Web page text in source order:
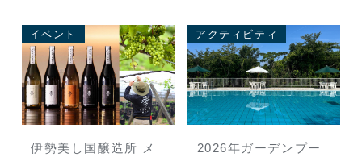
イベント
伊勢美し国醸造所 メ
アクティビティ
2026年ガーデンプー